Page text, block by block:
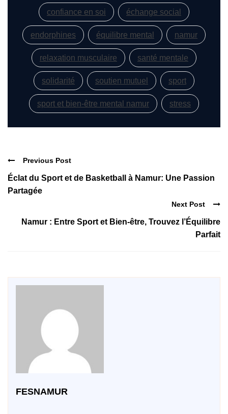
confiance en soi échange social
endorphines équilibre mental namur
relaxation musculaire santé mentale
solidarité soutien mutuel sport
sport et bien-être mental namur stress
Previous Post
Éclat du Sport et de Basketball à Namur: Une Passion
Partagée
Next Post
Namur : Entre Sport et Bien-être, Trouvez l’Équilibre
Parfait
FESNAMUR